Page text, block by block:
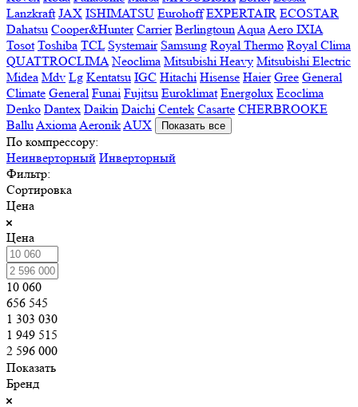
Lanzkraft JAX ISHIMATSU Eurohoff EXPERTAIR ECOSTAR
Dahatsu Cooper&Hunter Carrier BerlingtounAquaAero IXIA
Tosot Toshiba TCL Systemair Samsung Royal Thermo Royal Clima
QUATTROCLIMA Neoclima Mitsubishi Heavy Mitsubishi Electric
Midea Mdv Lg Kentatsu IGC Hitachi Hisense Haier Gree General
Climate General Funai Fujitsu Euroklimat Energolux Ecoclima
Denko Dantex Daikin Daichi Centek Casarte CHERBROOKE
BalluAxiomaAeronikAUX Показать все
По компрессору:
Неинверторный Инверторный
Фильтр:
Сортировка
Цена
Цена
10 060
656 545
1 303 030
1 949 515
2 596 000
Показать
Бренд